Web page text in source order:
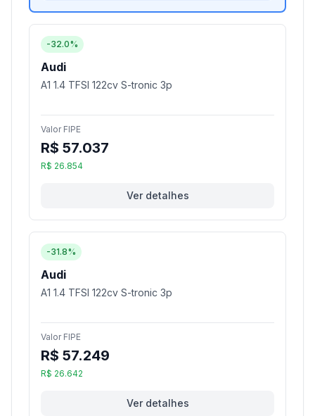
-32.0%
Audi
A1 1.4 TFSI 122cv S-tronic 3p
Valor FIPE
R$ 57.037
R$ 26.854
Ver detalhes
-31.8%
Audi
A1 1.4 TFSI 122cv S-tronic 3p
Valor FIPE
R$ 57.249
R$ 26.642
Ver detalhes